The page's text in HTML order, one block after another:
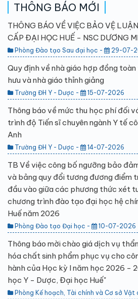
THÔNG BÁO MỚI
THÔNG BÁO VỀ VIỆC BẢO VỆ
CẤP ĐẠI HỌC HUẾ - NSC DƯƠNG
Phòng Đào tạo Sau đại học - 29-07-
Quy định về nhà giáo hợp đồng
hưu và nhà giáo thỉnh giảng
Trường ĐH Y - Dược - 15-07-2026
Thông báo về mức thu học phí đối
trình độ Tiến sĩ chuyên ngành Y tế
Anh
Trường ĐH Y - Dược - 14-07-2026
TB Về việc công bố ngưỡng bảo
và bảng quy đổi tương đương điểm
đầu vào giữa các phương thức xét
chương trình đào tạo đại học hệ
Huế năm 2026
Phòng Đào tạo Đại học - 10-07-2026
Thông báo mời chào giá dịch vụ
hóa chất sinh phẩm phục vụ cho
hành của Học kỳ I năm học 2026 -
học Y - Dược, Đại học Huế"
Phòng Kế hoạch, Tài chính và Cơ sở Vật